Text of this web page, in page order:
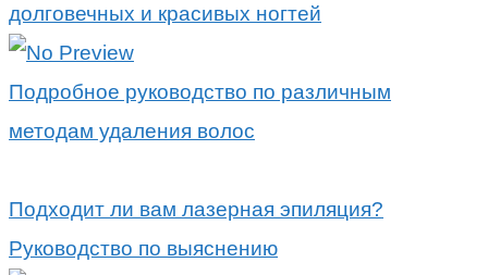
долговечных и красивых ногтей
Подробное руководство по различным
методам удаления волос
Подходит ли вам лазерная эпиляция?
Руководство по выяснению